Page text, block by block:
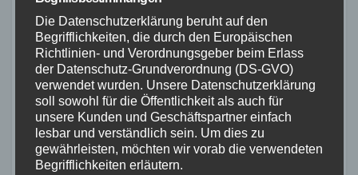
Bande.
Beim anschließenden gemeinsamen
Die Datenschutzerklärung beruht auf den
Begrifflichkeiten, die durch den Europäischen
Richtlinien- und Verordnungsgeber beim Erlass
der Datenschutz-Grundverordnung (DS-GVO)
verwendet wurden. Unsere Datenschutzerklärung
soll sowohl für die Öffentlichkeit als auch für
unsere Kunden und Geschäftspartner einfach
lesbar und verständlich sein. Um dies zu
gewährleisten, möchten wir vorab die verwendeten
Begrifflichkeiten erläutern.